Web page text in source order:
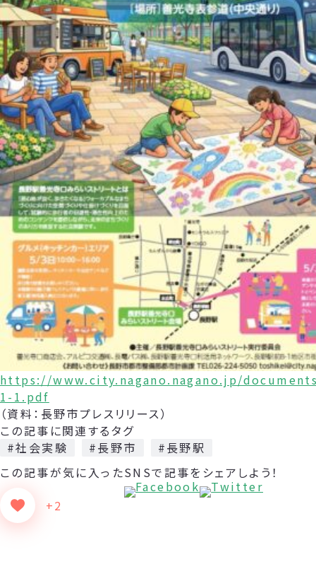
https://www.city.nagano.nagano.jp/
1-1.pdf
（資料：長野市プレスリリース）
この記事に関連するタグ
#社会実験
#長野市
#長野駅
この記事が気に入った
+2
SNSで記事をシェアしよう！